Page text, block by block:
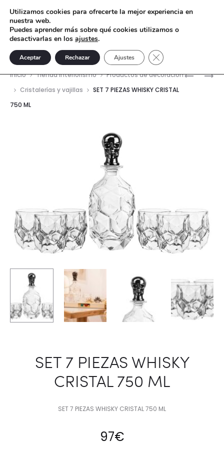
SET
SET
Inicio Tienda interiorismo
Productos de decoración
Cristalerías y vajillas
SET 7 PIEZAS WHISKY CRISTAL
750 ML
SET 7 PIEZAS WHISKY
CRISTAL 750 ML
SET 7 PIEZAS WHISKY CRISTAL 750 ML
97€
Utilizamos cookies para ofrecerte la mejor experiencia en
nuestra web.
Puedes aprender más sobre qué cookies utilizamos o
desactivarlas en los ajustes.
Aceptar Rechazar Ajustes Cerrar el banner de